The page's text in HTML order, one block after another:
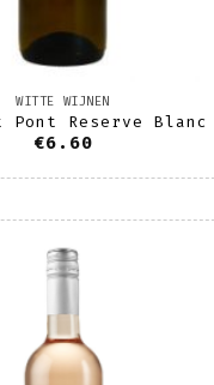
WITTE WIJNEN
Reserve Blanc
€6.60